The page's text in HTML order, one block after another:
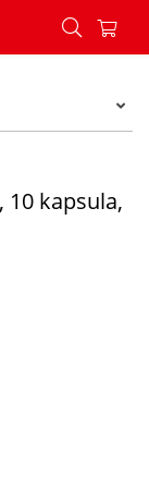
10 kapsula, 56
10 kapsula,